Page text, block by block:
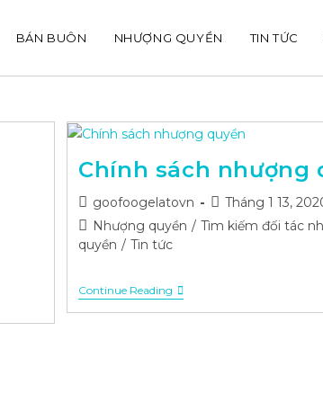
BÁN BUÔN NHƯỢNG QUYỀN TIN TỨC
Chính sách nhượng
Post
author:
goofoogelatovn
Post
published:
Tháng 1 13,
Post
category:
Nhượng quyền / Tìm kiếm đối tác
quyền / Tin tức
Continue Reading Chính
Sách